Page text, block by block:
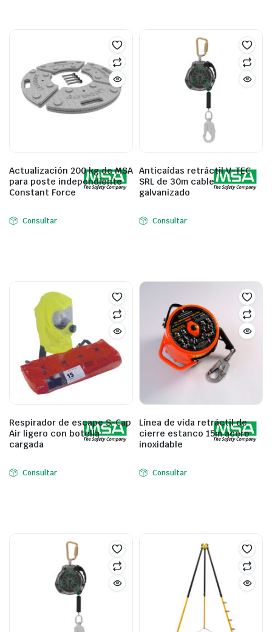
Actualización 200 kg de MSA
para poste independiente
Constant Force
Consultar
Anticaídas retráctil V-TEC
SRL de 30m cable
galvanizado
Consultar
Respirador de escape S-Cap
Air ligero con botella
cargada
Consultar
Línea de vida retráctil de
cierre estanco 15m acero
inoxidable
Consultar